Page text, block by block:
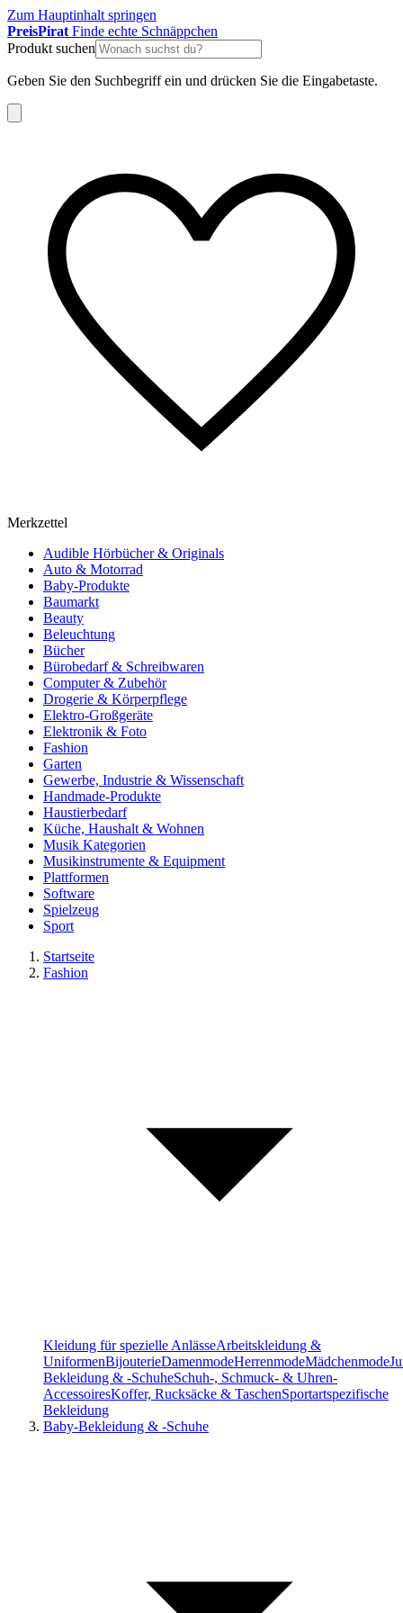
Zum Hauptinhalt springen
PreisPirat Finde echte Schnäppchen
Produkt suchen
Geben Sie den Suchbegriff ein und drücken Sie die Eingabetaste.
Merkzettel
Audible Hörbücher & Originals
Auto & Motorrad
Baby-Produkte
Baumarkt
Beauty
Beleuchtung
Bücher
Bürobedarf & Schreibwaren
Computer & Zubehör
Drogerie & Körperpflege
Elektro-Großgeräte
Elektronik & Foto
Fashion
Garten
Gewerbe, Industrie & Wissenschaft
Handmade-Produkte
Haustierbedarf
Küche, Haushalt & Wohnen
Musik Kategorien
Musikinstrumente & Equipment
Plattformen
Software
Spielzeug
Sport
Startseite
Fashion
Kleidung für spezielle AnlässeArbeitskleidung &
UniformenBijouterieDamenmodeHerrenmodeMädchenmode
Bekleidung & -SchuheSchuh-, Schmuck- & Uhren-
AccessoiresKoffer, Rucksäcke & TaschenSportartspezifische
Bekleidung
Baby-Bekleidung & -Schuhe